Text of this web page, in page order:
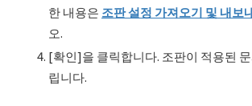
한 내용은 조판 설정 가져오기 및 내보
오.
[확인]을 클릭합니다. 조판이 적용된
립니다.